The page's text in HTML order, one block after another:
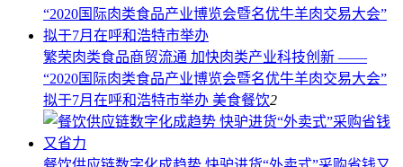
繁荣肉类食品商贸流通 加快肉类产业科技创新 ——
“2020国际肉类食品产业博览会暨名优牛羊肉交易大会”
拟于7月在呼和浩特市举办 美食餐饮2